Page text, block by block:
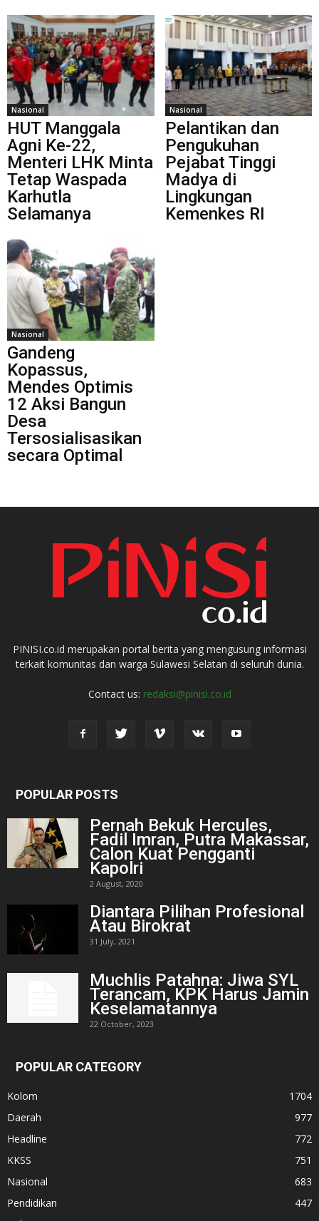
Nasional
HUT Manggala
Agni Ke-22,
Menteri LHK Minta
Tetap Waspada
Karhutla
Selamanya
Nasional
Pelantikan dan
Pengukuhan
Pejabat Tinggi
Madya di
Lingkungan
Kemenkes RI
Nasional
Gandeng
Kopassus,
Mendes Optimis
12 Aksi Bangun
Desa
Tersosialisasikan
secara Optimal
PINISI.co.id merupakan portal berita yang mengusung informasi
terkait komunitas dan warga Sulawesi Selatan di seluruh dunia.
Contact us: redaksi@pinisi.co.id
POPULAR POSTS
Pernah Bekuk Hercules,
Fadil Imran, Putra Makassar,
Calon Kuat Pengganti
Kapolri
2 August, 2020
Diantara Pilihan Profesional
Atau Birokrat
31 July, 2021
Muchlis Patahna: Jiwa SYL
Terancam, KPK Harus Jamin
Keselamatannya
22 October, 2023
POPULAR CATEGORY
Kolom
1704
Daerah
977
Headline
772
KKSS
751
Nasional
683
Pendidikan
447